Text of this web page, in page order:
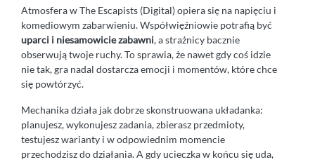
Atmosfera w The Escapists (Digital) opiera się na napięciu i
komediowym zabarwieniu. Współwięźniowie potrafią być
uparci i niesamowicie zabawni, a strażnicy bacznie
obserwują twoje ruchy. To sprawia, że nawet gdy coś idzie
nie tak, gra nadal dostarcza emocji i momentów, które chce
się powtórzyć.
Mechanika działa jak dobrze skonstruowana układanka:
planujesz, wykonujesz zadania, zbierasz przedmioty,
testujesz warianty i w odpowiednim momencie
przechodzisz do działania. A gdy ucieczka w końcu się uda,